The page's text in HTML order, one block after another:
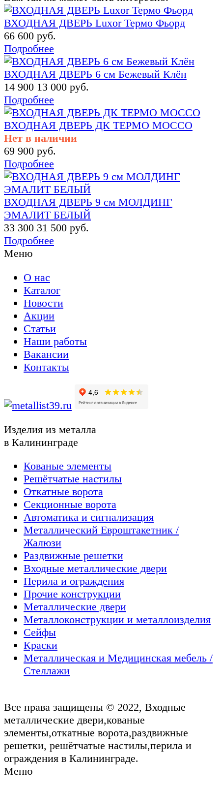
ВХОДНАЯ ДВЕРЬ Luxor Термо Фьорд
66 600 руб.
Подробнее
ВХОДНАЯ ДВЕРЬ 6 см Бежевый Клён
14 900 13 000 руб.
Подробнее
ВХОДНАЯ ДВЕРЬ ДК ТЕРМО МОССО
Нет в наличии
69 900 руб.
Подробнее
ВХОДНАЯ ДВЕРЬ 9 см МОЛДИНГ
ЭМАЛИТ БЕЛЫЙ
33 300 31 500 руб.
Подробнее
Меню
О нас
Каталог
Новости
Акции
Статьи
Наши работы
Вакансии
Контакты
Изделия из металла
в Калининграде
Кованые элементы
Решётчатые настилы
Откатные ворота
Секционные ворота
Автоматика и сигнализация
Металлический Евроштакетник /
Жалюзи
Раздвижные решетки
Входные металлические двери
Перила и ограждения
Прочие конструкции
Металлические двери
Металлоконструкции и металлоизделия
Сейфы
Краски
Металлическая и Медицинская мебель /
Стеллажи
Все права защищены © 2022, Входные
металлические двери,кованые
элементы,откатные ворота,раздвижные
решетки, решётчатые настилы,перила и
ограждения в Калининграде.
Меню